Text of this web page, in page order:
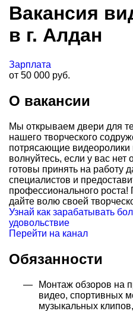
Вакансия
в г. Алдан
Зарплата
от 50 000 руб.
О вакансии
Мы открываем двери для
нашего творческого
потрясающие видеоролики
волнуйтесь, если у вас
готовы принять на работу
специалистов и
профессионального
дайте волю своей
Узнай как зарабатывать
удовольствие
Перейти на канал
Обязанности
Монтаж обзоров на
видео, спортивных
музыкальных